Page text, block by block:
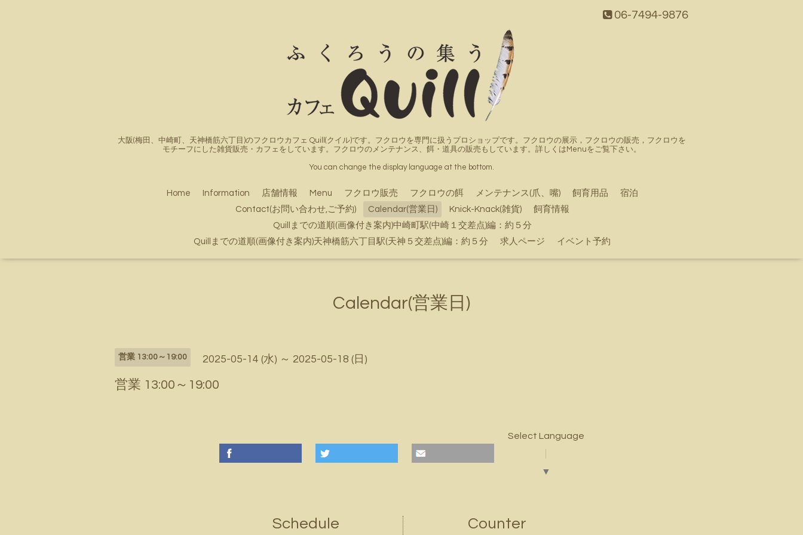
06-7494-9876
大阪(梅田、中崎町、天神橋筋六丁目)のフクロウカフェ Quill(クイル)です。フクロウを専門に扱うプロショップです。フクロウの展示，フクロウの販売，フクロウを
モチーフにした雑貨販売・カフェをしています。フクロウのメンテナンス、餌・道具の販売もしています。詳しくはMenuをご覧下さい。
You can change the display language at the bottom.
Home Information 店舗情報 Menu フクロウ販売 フクロウの餌 メンテナンス(爪、嘴) 飼育用品
宿泊
Contact(お問い合わせ,ご予約)
Calendar(営業日) Knick-Knack(雑貨)
飼育情報
Quillまでの道順(画像付き案内)中崎町駅(中崎１交差点)編：約５分
Quillまでの道順(画像付き案内)天神橋筋六丁目駅(天神５交差点)編：約５分
求人ページ イベント予約
Calendar(営業日)
営業 13:00～19:00 2025-05-14 (水) ～ 2025-05-18 (日)
営業 13:00～19:00
Select Language
▼
Schedule Counter